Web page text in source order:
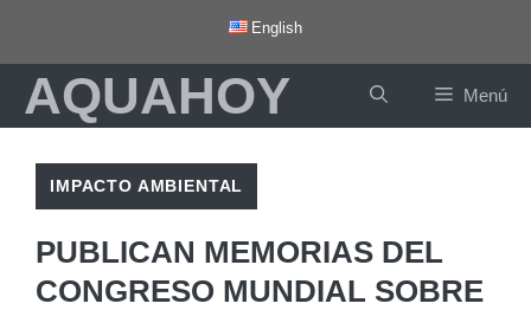
contenido
English
AQUAHOY Menú
IMPACTO AMBIENTAL
PUBLICAN MEMORIAS DEL
CONGRESO MUNDIAL SOBRE